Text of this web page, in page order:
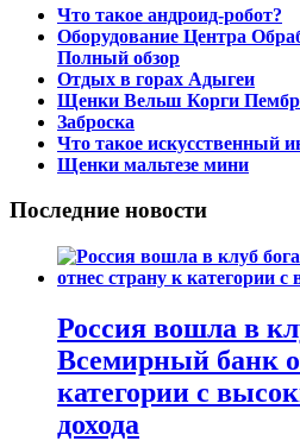
Что такое андроид-робот?
Оборудование Центра
Полный обзор
Отдых в горах Адыгеи
Щенки Вельш Корги
Заброска
Что такое искусственный
Щенки мальтезе мини
Последние новости
Россия вошла в
Всемирный банк
категории с
дохода